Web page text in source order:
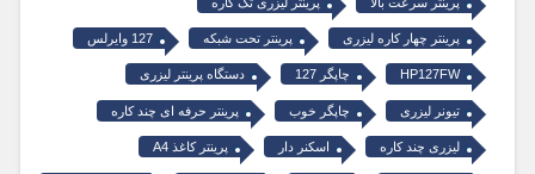
پرینتر چهار کاره لیزری پرینتر تحت شبکه 127 وایرلس
HP127FW چاپگر 127 دستگاه پرینتر لیزری
تیونر لیزری چاپگر خوب پرینتر حرفه ای چند کاره
لیزری چند کاره اسکنر دار پرینتر کاغذ A4